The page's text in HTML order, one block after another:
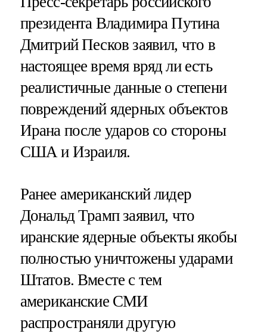
президента Владимира Путина
Дмитрий Песков заявил, что в
настоящее время вряд ли есть
реалистичные данные о степени
повреждений ядерных объектов
Ирана после ударов со стороны
США и Израиля.
Ранее американский лидер
Дональд Трамп заявил, что
иранские ядерные объекты якобы
полностью уничтожены ударами
Штатов. Вместе с тем
американские СМИ
распространяли другую